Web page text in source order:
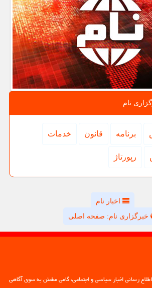
نام
برنامه قانون خدمات
رپورتاژ
اخبار نام
خبرگزاری نام: صفحه اصلی